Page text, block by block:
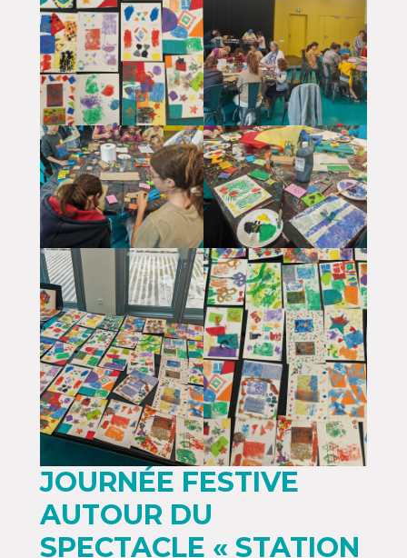
JOURNÉE FESTIVE
AUTOUR DU
SPECTACLE « STATION